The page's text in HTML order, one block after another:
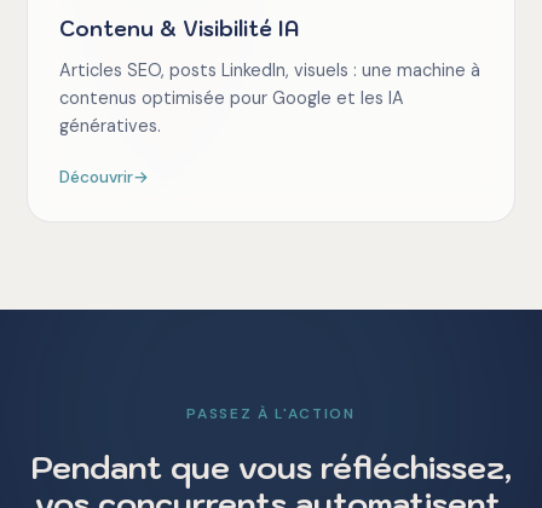
Contenu & Visibilité IA
Articles SEO, posts LinkedIn, visuels : une machine à
contenus optimisée pour Google et les IA
génératives.
Découvrir→
PASSEZ À L'ACTION
Pendant que vous réfléchissez,